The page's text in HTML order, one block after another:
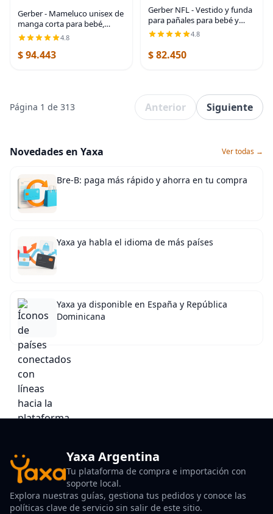
Gerber - Mameluco unisex de
manga corta para bebé,
equipo de la NFL, paquete de
3
4.8
$ 94.443
Gerber NFL - Vestido y funda
para pañales para bebé y
niña
4.8
$ 82.450
Página 1 de 313 Anterior Siguiente
Novedades en Yaxa Ver todas →
Bre-B: paga más rápido y ahorra en tu compra
Yaxa ya habla el idioma de más países
Yaxa ya disponible en España y República
Dominicana
Yaxa Argentina
Tu plataforma de compra e importación con
soporte local.
Explora nuestras guías, gestiona tus pedidos y conoce las
políticas clave de servicio sin salir de este sitio.